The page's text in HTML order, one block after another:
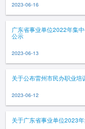
2023-06-16
广东省事业单位2022年集
公示
2023-06-13
关于公布雷州市民办职业
2023-06-12
关于广东省事业单位2023